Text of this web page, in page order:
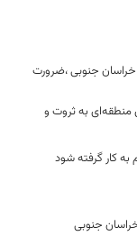
جنوبی ،ضرورت
به ثروت و
به کار گرفته شود